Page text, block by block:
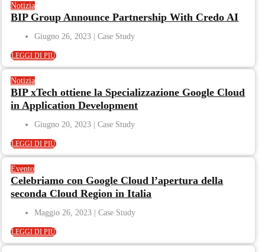
Notizia
BIP Group Announce Partnership With Credo AI
Giugno 26, 2023
LEGGI DI PIÙ
Notizia
BIP xTech ottiene la Specializzazione Google Cloud
in Application Development
Giugno 20, 2023
LEGGI DI PIÙ
Evento
Celebriamo con Google Cloud l’apertura della
seconda Cloud Region in Italia
Maggio 26, 2023
LEGGI DI PIÙ